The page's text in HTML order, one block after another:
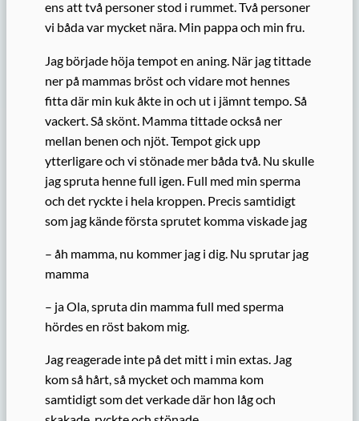
ens att två personer stod i rummet. Två personer
vi båda var mycket nära. Min pappa och min fru.
Jag började höja tempot en aning. När jag tittade
ner på mammas bröst och vidare mot hennes
fitta där min kuk åkte in och ut i jämnt tempo. Så
vackert. Så skönt. Mamma tittade också ner
mellan benen och njöt. Tempot gick upp
ytterligare och vi stönade mer båda två. Nu skulle
jag spruta henne full igen. Full med min sperma
och det ryckte i hela kroppen. Precis samtidigt
som jag kände första sprutet komma viskade jag
– åh mamma, nu kommer jag i dig. Nu sprutar jag
mamma
– ja Ola, spruta din mamma full med sperma
hördes en röst bakom mig.
Jag reagerade inte på det mitt i min extas. Jag
kom så hårt, så mycket och mamma kom
samtidigt som det verkade där hon låg och